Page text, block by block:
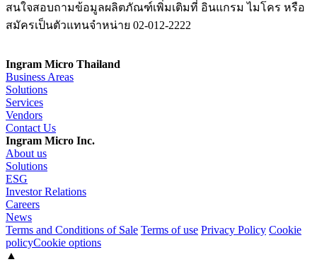
สนใจสอบถามข้อมูลผลิตภัณฑ์เพิ่มเติมที่ อินแกรม ไมโคร หรือ
สมัครเป็นตัวแทนจำหน่าย 02-012-2222
Ingram Micro Thailand
Business Areas
Solutions
Services
Vendors
Contact Us
Ingram Micro Inc.
About us
Solutions
ESG
Investor Relations
Careers
News
Terms and Conditions of Sale Terms of use Privacy Policy Cookie
policyCookie options
▲